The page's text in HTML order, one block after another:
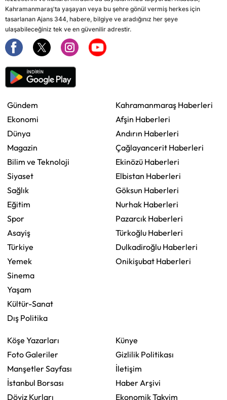
Kahramanmaraş'ta yaşayan veya bu şehre gönül vermiş herkes için
tasarlanan Ajans 344, habere, bilgiye ve aradığınız her şeye
ulaşabileceğiniz tek ve en güvenilir adrestir.
Gündem
Ekonomi
Dünya
Magazin
Bilim ve Teknoloji
Siyaset
Sağlık
Eğitim
Spor
Asayiş
Türkiye
Yemek
Sinema
Yaşam
Kültür-Sanat
Dış Politika
Kahramanmaraş Haberleri
Afşin Haberleri
Andırın Haberleri
Çağlayancerit Haberleri
Ekinözü Haberleri
Elbistan Haberleri
Göksun Haberleri
Nurhak Haberleri
Pazarcık Haberleri
Türkoğlu Haberleri
Dulkadiroğlu Haberleri
Onikişubat Haberleri
Köşe Yazarları
Foto Galeriler
Manşetler Sayfası
İstanbul Borsası
Döviz Kurları
Künye
Gizlilik Politikası
İletişim
Haber Arşivi
Ekonomik Takvim